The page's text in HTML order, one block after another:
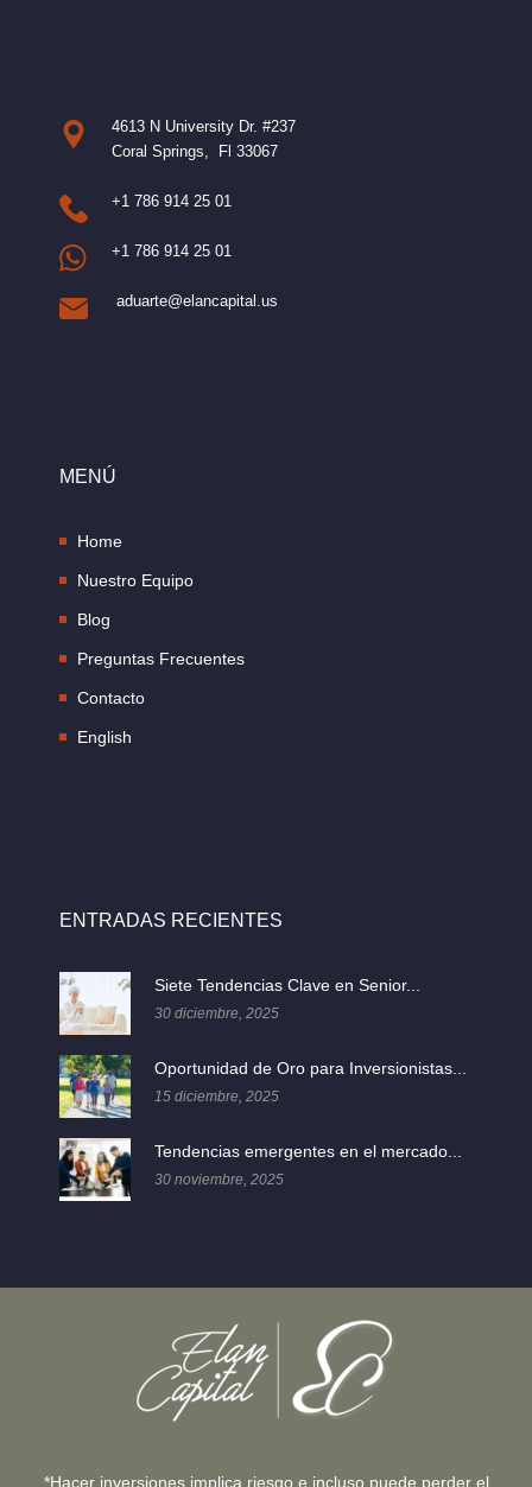
4613 N University Dr. #237
Coral Springs, Fl 33067
+1 786 914 25 01
+1 786 914 25 01
aduarte@elancapital.us
MENÚ
Home
Nuestro Equipo
Blog
Preguntas Frecuentes
Contacto
English
ENTRADAS RECIENTES
Siete Tendencias Clave en Senior...
30 diciembre, 2025
Oportunidad de Oro para Inversionistas...
15 diciembre, 2025
Tendencias emergentes en el mercado...
30 noviembre, 2025
*Hacer inversiones implica riesgo e incluso puede perder el